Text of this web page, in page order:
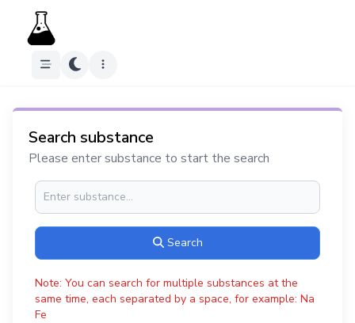
Search substance
Please enter substance to start the search
Search
Note: You can search for multiple substances at the
same time, each separated by a space, for example: Na
Fe